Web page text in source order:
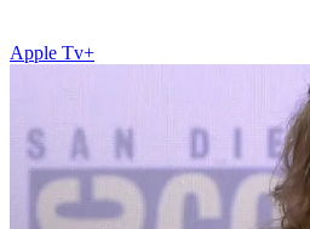
Apple Tv+